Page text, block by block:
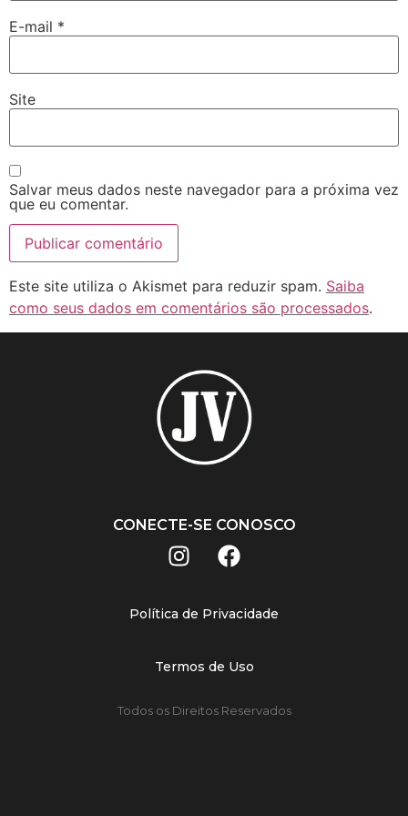
E-mail *
Site
Salvar meus dados neste navegador para a próxima vez
que eu comentar.
Este site utiliza o Akismet para reduzir spam. Saiba
como seus dados em comentários são processados.
CONECTE-SE CONOSCO
Política de Privacidade
Termos de Uso
Todos os Direitos Reservados